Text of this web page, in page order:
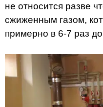
не относится разве
сжиженным газом,
примерно в 6-7 раз